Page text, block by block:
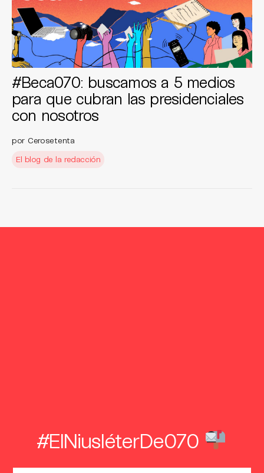
#Beca070: buscamos a 5 medios
para que cubran las presidenciales
con nosotros
por Cerosetenta
El blog de la redacción
#ElNiusléterDe070